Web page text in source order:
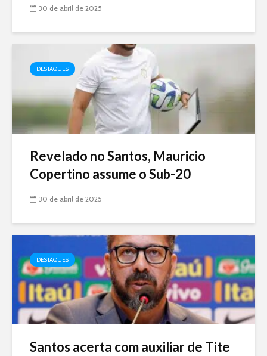
30 de abril de 2025
DESTAQUES
Revelado no Santos, Mauricio
Copertino assume o Sub-20
30 de abril de 2025
DESTAQUES
Santos acerta com auxiliar de Tite